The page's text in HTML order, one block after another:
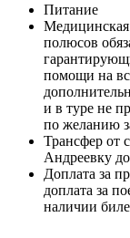
Питание
Медицинская
полюсов
помощи на
и в туре не
по желанию
Трансфер от
Андреевку
Доплата за
доплата за
наличии